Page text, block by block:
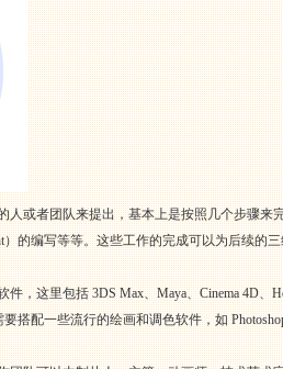
或者团队来提出，基本上是按照几个步骤来
）的编写等等。这些工作的完成可以为后续的
这里包括 3DS Max、Maya、Cinema 4D、
搭配一些流行的绘画和调色软件，如